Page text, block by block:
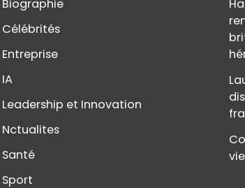
Biographie
Célébrités
Entreprise
IA
Leadership et Innovation
Nctualites
Santé
Sport